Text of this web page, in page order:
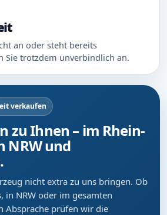
an oder steht bereits
Sie trotzdem unverbindlich an.
verkaufen
zu Ihnen – im Rhein-
NRW und
nicht extra zu uns bringen. Ob
in NRW oder im gesamten
Absprache prüfen wir die